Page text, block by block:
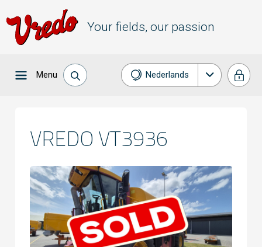
Your fields, our passion
Menu Nederlands
Deutsch
Español
VREDO VT3936